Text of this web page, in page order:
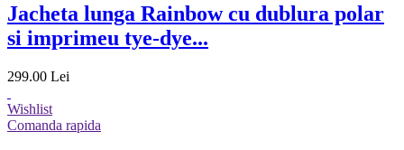
Jacheta lunga Rainbow cu dublura polar
si imprimeu tye-dye...
299.00 Lei
Wishlist
Comanda rapida